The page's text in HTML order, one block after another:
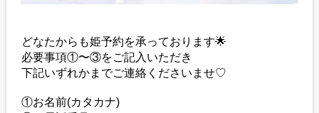
どなたからも姫予約を承っております🌟
必要事項①〜③をご記入いただき
下記いずれかまでご連絡くださいませ♡
①お名前(カタカナ)